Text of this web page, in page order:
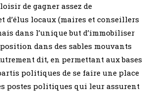
de gagner assez de
d’élus locaux (maires et conseillers
dans l’unique but d’immobiliser
dans des sables mouvants
dit, en permettant aux bases
politiques de se faire une place
postes politiques qui leur assurent